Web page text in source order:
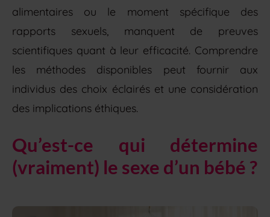
alimentaires ou le moment spécifique des
rapports sexuels, manquent de preuves
scientifiques quant à leur efficacité. Comprendre
les méthodes disponibles peut fournir aux
individus des choix éclairés et une considération
des implications éthiques.
Qu’est-ce qui détermine
(vraiment) le sexe d’un bébé ?